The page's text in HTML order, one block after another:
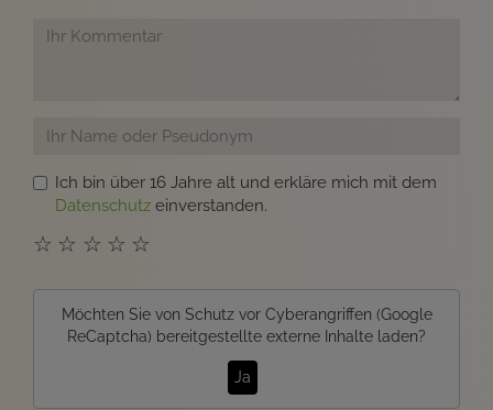
Ich bin über 16 Jahre alt und erkläre mich mit dem
Datenschutz einverstanden.
☆
☆
☆
☆
☆
Möchten Sie von Schutz vor Cyberangriffen (Google
ReCaptcha) bereitgestellte externe Inhalte laden?
Ja